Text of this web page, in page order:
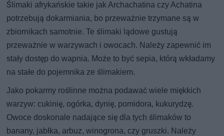
Ślimaki afrykańskie takie jak Archachatina czy Achatina
potrzebują dokarmiania, bo przeważnie trzymane są w
zbiornikach samotnie. Te ślimaki lądowe gustują
przeważnie w warzywach i owocach. Należy zapewnić im
stały dostęp do wapnia. Może to być sepia, którą wkładamy
na stałe do pojemnika ze ślimakiem.
Jako pokarmy roślinne można podawać wiele miękkich
warzyw: cukinię, ogórka, dynię, pomidora, kukurydzę.
Owoce doskonale nadające się dla tych ślimaków to
banany, jabłka, arbuz, winogrona, czy gruszki. Należy